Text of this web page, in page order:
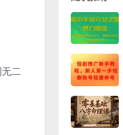
二